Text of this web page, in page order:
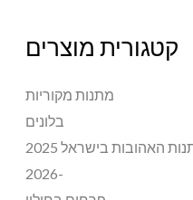
קטגורית מוצרים
מתנות מקוריות
בלונים
המתנות האהובות בישראל 2025
-2026